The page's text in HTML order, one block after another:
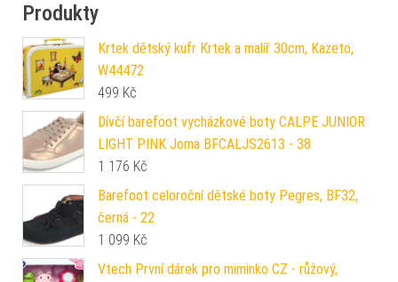
Produkty
Krtek dětský kufr Krtek a malíř 30cm, Kazeto,
W44472
499 Kč
Dívčí barefoot vycházkové boty CALPE JUNIOR
LIGHT PINK Joma BFCALJS2613 - 38
1 176 Kč
Barefoot celoroční dětské boty Pegres, BF32,
černá - 22
1 099 Kč
Vtech První dárek pro miminko CZ - růžový,